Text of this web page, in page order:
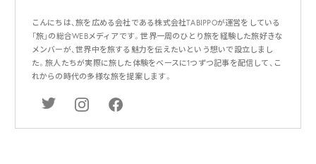
こんにちは、旅を広める会社である株式会社TABIPPOが運営をしている
「旅」の総合WEBメディアです。世界一周のひとり旅を経験した旅好きな
メンバーが、世界中を旅する魅力を伝えたいという想いで設立しまし
た。旅人たちが実際に旅した体験をベースに1つずつ記事を配信して、こ
れからの時代の多様な旅を提案します。